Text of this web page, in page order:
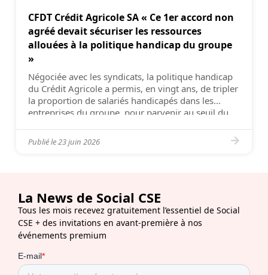
CFDT Crédit Agricole SA « Ce 1er accord non
agréé devait sécuriser les ressources
allouées à la politique handicap du groupe
»
Négociée avec les syndicats, la politique handicap
du Crédit Agricole a permis, en vingt ans, de tripler
la proportion de salariés handicapés dans les
entreprises du groupe, pour parvenir au seuil du
CFDT pour l’unité économique et sociale (UES)
Crédit Agricole SA et coordinatrice CFDT Groupe,
Publié le23 juin 2026
La News de Social CSE
Tous les mois recevez gratuitement l’essentiel de Social
CSE + des invitations en avant-première à nos
événements premium